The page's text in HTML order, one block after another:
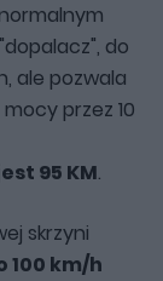
do
ale pozwala
przez 10
95 KM.
skrzyni
100 km/h